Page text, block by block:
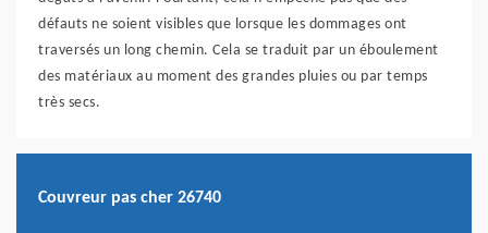
défauts ne soient visibles que lorsque les dommages ont
traversés un long chemin. Cela se traduit par un éboulement
des matériaux au moment des grandes pluies ou par temps
très secs.
Couvreur pas cher 26740